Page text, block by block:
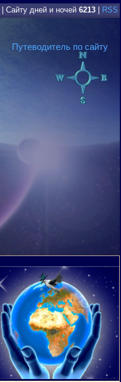
Сайту дней и ночей 6213 RSS
Путеводитель по сайту